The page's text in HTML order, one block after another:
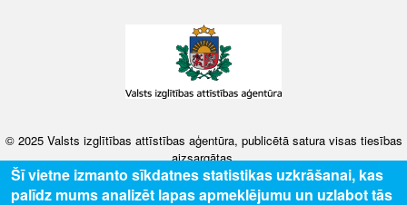
© 2025 Valsts izglītības attīstības aģentūra, publicētā satura visas tiesības
aizsargātas.
Šī vietne izmanto sīkdatnes statistikas uzkrāšanai, kas
palīdz mums analizēt lapas apmeklējumu un uzlabot tās